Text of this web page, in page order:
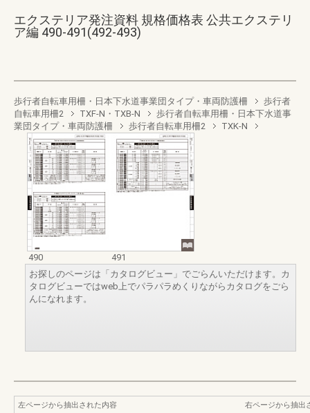
エクステリア発注資料 規格価格表 公共エクステリ
ア編 490-491(492-493)
歩行者自転車用柵・日本下水道事業団タイプ・車両防護柵
歩行者
自転車用柵2
TXF-N・TXB-N
歩行者自転車用柵・日本下水道事
業団タイプ・車両防護柵
歩行者自転車用柵2 TXK-N
490
491
お探しのページは「カタログビュー」でごらんいただけます。カ
タログビューではweb上でパラパラめくりながらカタログをごら
んになれます。
左ページから抽出された内容
右ページから抽出